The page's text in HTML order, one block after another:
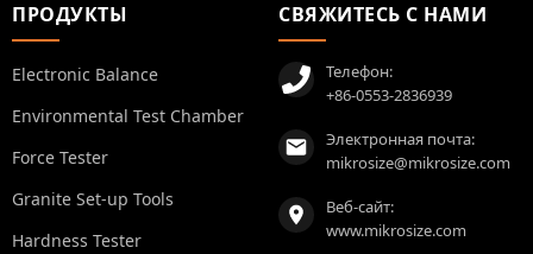
ПРОДУКТЫ
Electronic Balance
Environmental Test Chamber
Force Tester
Granite Set-up Tools
Hardness Tester
СВЯЖИТЕСЬ С НАМИ
Телефон:
+86-0553-2836939
Электронная почта:
mikrosize@mikrosize.com
Веб-сайт:
www.mikrosize.com